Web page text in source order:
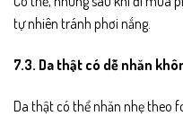
tự nhiên tránh phơi nắng.
7.3. Da thật có dễ nhăn
Da thật có thể nhăn nhẹ theo